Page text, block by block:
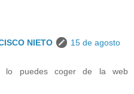
NIETO
15 de agosto
lo puedes coger de la web